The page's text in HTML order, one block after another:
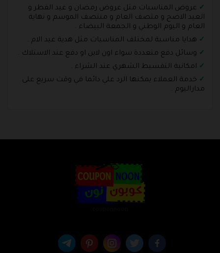
عروض المناسبات مثل عروض رمضان و عيد الفطر و
العيد الاضح و متصف العام و منتصف الموسم و نهاية
العام و اليوم الوطني و الجمعة البيضاء .
هدايا مناسبة لمختلف المناسبات مثل هدية عيد الام .
وسائل دفع متعددة سواء اون لاين او دفع عند الاستلاك .
امكانية التقسيط الشهري عند الشراء .
خدمة العملاء يمكنها الرد علي دائما في وقت سريع على
مداراليوم .